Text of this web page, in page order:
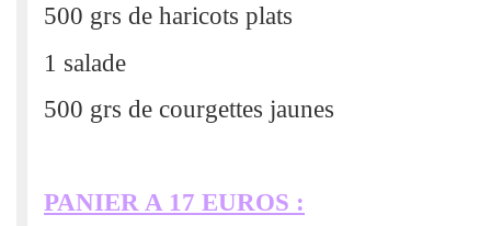
500 grs de haricots plats
1 salade
500 grs de courgettes jaunes
PANIER A 17 EUROS :